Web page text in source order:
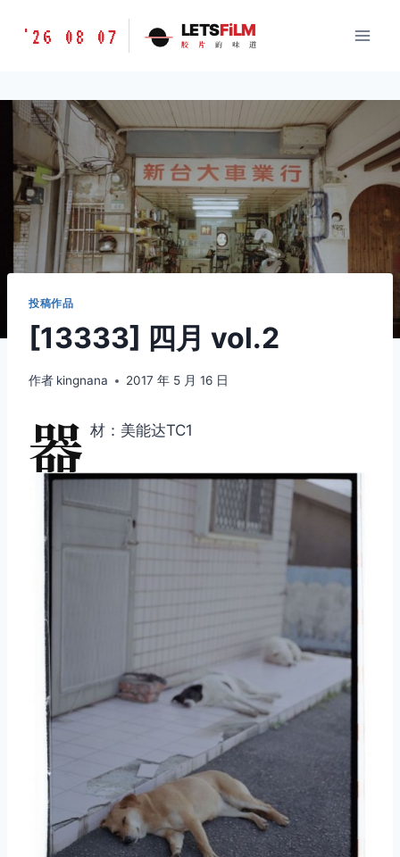
胶
味
道
LETSFILM
'26 08 07 LETSFiLM
胶 片 的 味 道
投稿作品
[13333] 四月 vol.2
作者 kingnana 2017 年 5 月 16 日
器 材：美能达TC1